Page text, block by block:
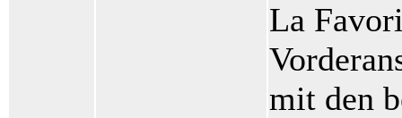
La
mit den